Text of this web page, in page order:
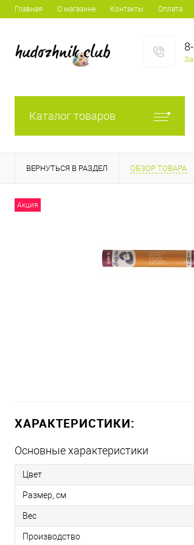
Главная О магазине Контакты Оплата
Каталог товаров
ВЕРНУТЬСЯ В РАЗДЕЛ ОБЗОР ТОВАРА
Акция
ХАРАКТЕРИСТИКИ:
Основные характеристики
Цвет
Размер, см
Вес
Производство